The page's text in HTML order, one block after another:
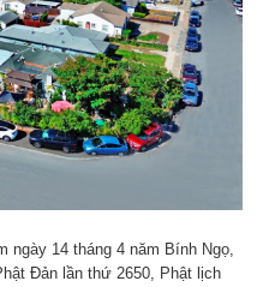
ngày 14 tháng 4 năm Bính Ngọ,
Đản lần thứ 2650, Phật lịch